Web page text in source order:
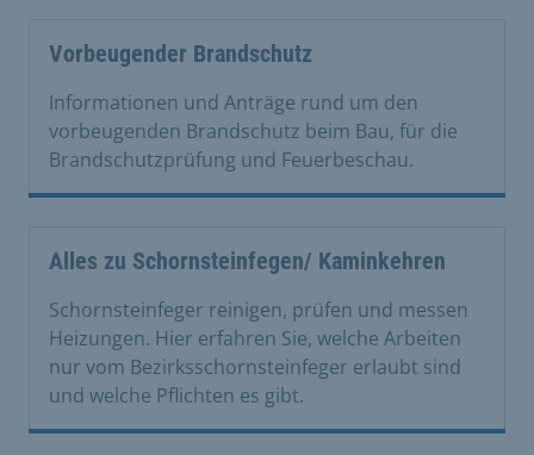
Vorbeugender Brandschutz
Informationen und Anträge rund um den
vorbeugenden Brandschutz beim Bau, für die
Brandschutzprüfung und Feuerbeschau.
Alles zu Schornsteinfegen/ Kaminkehren
Schornsteinfeger reinigen, prüfen und messen
Heizungen. Hier erfahren Sie, welche Arbeiten
nur vom Bezirksschornsteinfeger erlaubt sind
und welche Pflichten es gibt.